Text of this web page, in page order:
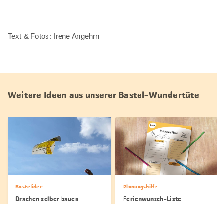
Text & Fotos: Irene Angehrn
Weitere Ideen aus unserer Bastel-Wundertüte
Bastelidee
Drachen selber bauen
Planungshilfe
Ferienwunsch-Liste